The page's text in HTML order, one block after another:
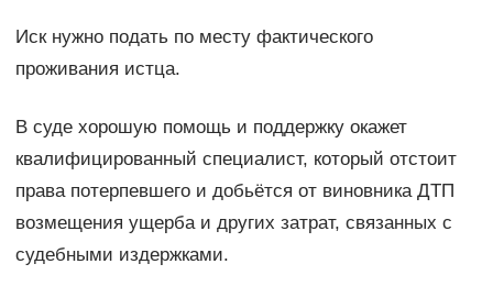
Иск нужно подать по месту фактического
проживания истца.
В суде хорошую помощь и поддержку окажет
квалифицированный специалист, который отстоит
права потерпевшего и добьётся от виновника ДТП
возмещения ущерба и других затрат, связанных с
судебными издержками.